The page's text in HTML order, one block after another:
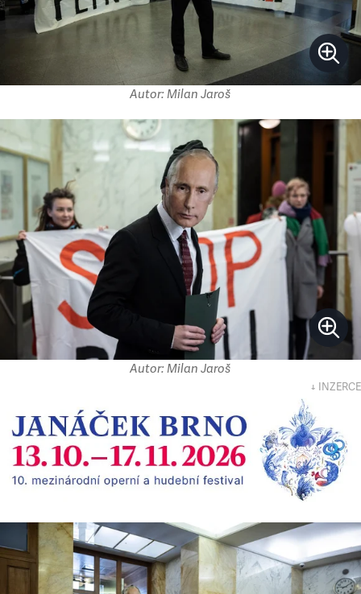
Autor: Milan Jaroš
Autor: Milan Jaroš
↓ INZERCE